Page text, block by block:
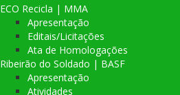
ECO Recicla | MMA
Apresentação
Editais/Licitações
Ata de Homologações
Ribeirão do Soldado | BASF
Apresentação
Atividades